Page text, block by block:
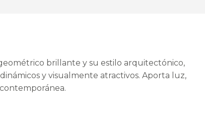
brillante y su estilo arquitectónico,
y visualmente atractivos. Aporta luz,